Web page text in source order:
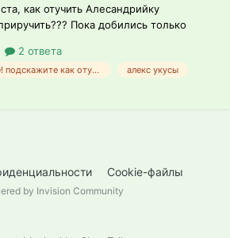
как отучить Алесандрийку
Пока добились только
2 ответа
уважаемые форумчане! подскажите как отучить алекса от кусь-кусь.... и расскажите об особенностях приручения.. пока только берет вкусности с рук.. больше ничего не позволяет алекс укусы
Cookie-файлы
by Invision Community